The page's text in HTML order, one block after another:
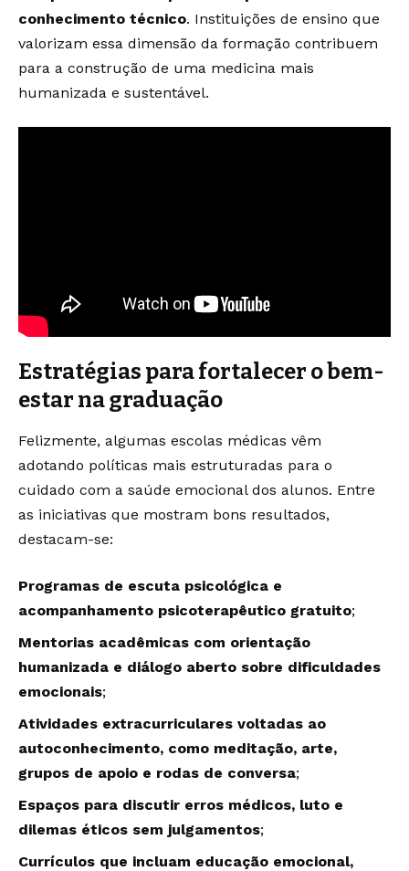
conhecimento técnico. Instituições de ensino que
valorizam essa dimensão da formação contribuem
para a construção de uma medicina mais
humanizada e sustentável.
Estratégias para fortalecer o bem-
estar na graduação
Felizmente, algumas escolas médicas vêm
adotando políticas mais estruturadas para o
cuidado com a saúde emocional dos alunos. Entre
as iniciativas que mostram bons resultados,
destacam-se:
Programas de escuta psicológica e
acompanhamento psicoterapêutico gratuito;
Mentorias acadêmicas com orientação
humanizada e diálogo aberto sobre dificuldades
emocionais;
Atividades extracurriculares voltadas ao
autoconhecimento, como meditação, arte,
grupos de apoio e rodas de conversa;
Espaços para discutir erros médicos, luto e
dilemas éticos sem julgamentos;
Currículos que incluam educação emocional,